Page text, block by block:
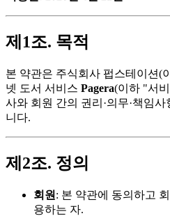
제1조. 목적
본 약관은 주식회사 펍스테이션(
넷 도서 서비스 Pagera(이하 "서
사와 회원 간의 권리·의무·책임
니다.
제2조. 정의
회원 : 본 약관에 동의하고
용하는 자.